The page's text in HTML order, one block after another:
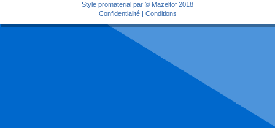
Style promaterial par © Mazeltof 2018
Confidentialité| Conditions